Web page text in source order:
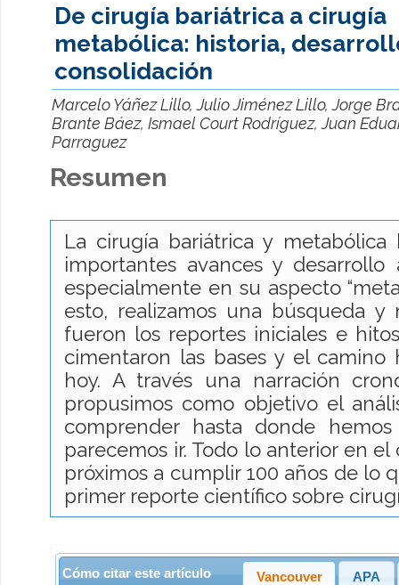
De cirugía bariátrica a cirugía
metabólica: historia,
consolidación
Marcelo Yáñez Lillo, Julio Jiménez Lillo, Jorge
Brante Báez, Ismael Court Rodríguez, Juan
Parraguez
Resumen
La cirugía bariátrica y
importantes avances y desarrollo
especialmente en su aspecto
esto, realizamos una búsqueda y
fueron los reportes iniciales e
cimentaron las bases y el camino
hoy. A través una narración
propusimos como objetivo el
comprender hasta donde
parecemos ir. Todo lo anterior en
próximos a cumplir 100 años de lo
primer reporte científico sobre
Cómo citar este artículo Vancouver APA